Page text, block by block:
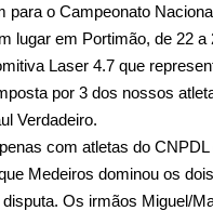
para o Campeonato
lugar em Portimão, de 22 a
Laser 4.7 que
por 3 dos nossos
Verdadeiro.
com atletas do
Medeiros dominou os
Os irmãos Miguel/